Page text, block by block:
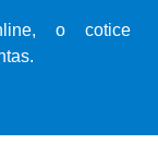
o cotice